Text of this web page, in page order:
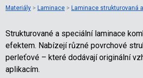
Materiály Laminace Laminace strukturovaná
Strukturované a speciální laminace
efektem. Nabízejí různé povrchové
perleťové – které dodávají originální
aplikacím.